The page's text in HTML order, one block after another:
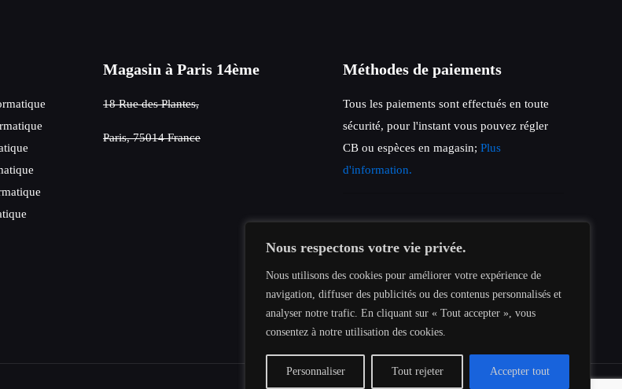
Nous respectons votre vie privée.
Nous utilisons des cookies pour améliorer votre expérience de
navigation, diffuser des publicités ou des contenus personnalisés et
analyser notre trafic. En cliquant sur « Tout accepter », vous
consentez à notre utilisation des cookies.
Personnaliser Tout rejeter Accepter tout
Magasin à Paris 14ème
18 Rue des Plantes,
Paris, 75014 France
Méthodes de paiements
Tous les paiements sont effectués en toute
sécurité, pour l'instant vous pouvez régler
CB ou espèces en magasin; Plus
d'information.